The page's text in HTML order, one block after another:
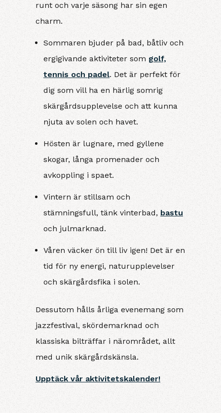
runt och varje säsong har sin egen
charm.
Sommaren bjuder på bad, båtliv och
ergigivande aktiviteter som golf,
tennis och padel. Det är perfekt för
dig som vill ha en härlig somrig
skärgårdsupplevelse och att kunna
njuta av solen och havet.
Hösten är lugnare, med gyllene
skogar, långa promenader och
avkoppling i spaet.
Vintern är stillsam och
stämningsfull, tänk vinterbad, bastu
och julmarknad.
Våren väcker ön till liv igen! Det är en
tid för ny energi, naturupplevelser
och skärgårdsfika i solen.
Dessutom hålls årliga evenemang som
jazzfestival, skördemarknad och
klassiska bilträffar i närområdet, allt
med unik skärgårdskänsla.
Upptäck vår aktivitetskalender!